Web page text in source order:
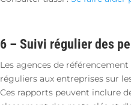
6 – Suivi régulier des
Les agences de
réguliers aux entreprises sur
Ces rapports peuvent inclure